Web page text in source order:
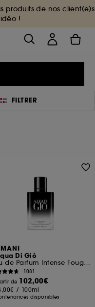
produits de nos client(e)s
!
FILTRER
Di Giò
Eau de Parfum Intense Fougère Aquatique Fruitée
1081
de 102,00€
/ 100ml
disponibles